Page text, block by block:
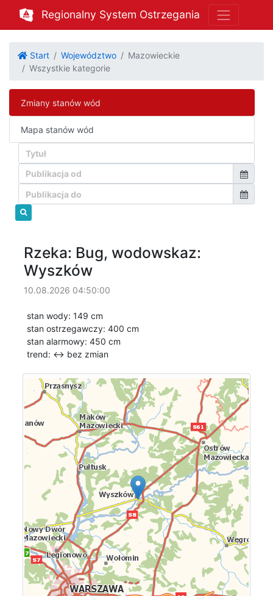
Regionalny System Ostrzegania
Start Województwo
Mazowieckie
Wszystkie kategorie
Zmiany stanów wód
Mapa stanów wód
Rzeka: Bug, wodowskaz:
Wyszków
10.08.2026 04:50:00
stan wody: 149 cm
stan ostrzegawczy: 400 cm
stan alarmowy: 450 cm
trend: ↔ bez zmian